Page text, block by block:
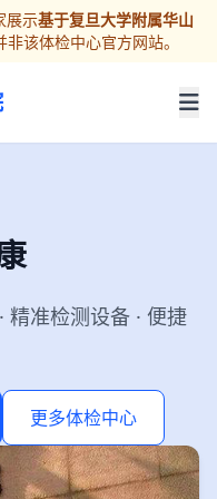
展示基于复旦大学附属华山
非该体检中心官方网站。
精准检测设备 · 便捷
更多体检中心